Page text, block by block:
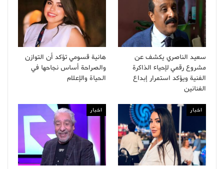
سعيد الناصري يكشف عن
مشروع رقمي لإحياء الذاكرة
الفنية ويؤكد استمرار إبداع
الفنانين
هانية قسومي تؤكد أن التوازن
والصراحة أساس نجاحها في
الحياة والإعلام
اخبار اخبار